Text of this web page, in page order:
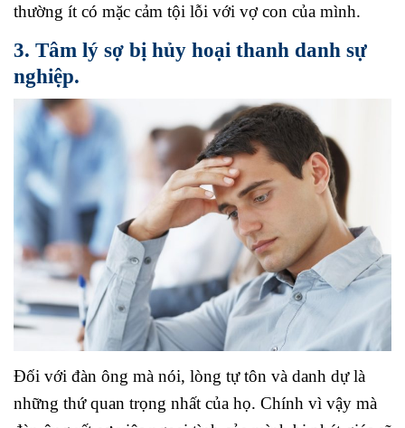
thường ít có mặc cảm tội lỗi với vợ con của mình.
3. Tâm lý sợ bị hủy hoại thanh danh sự
nghiệp.
Đối với đàn ông mà nói, lòng tự tôn và danh dự là
những thứ quan trọng nhất của họ. Chính vì vậy mà